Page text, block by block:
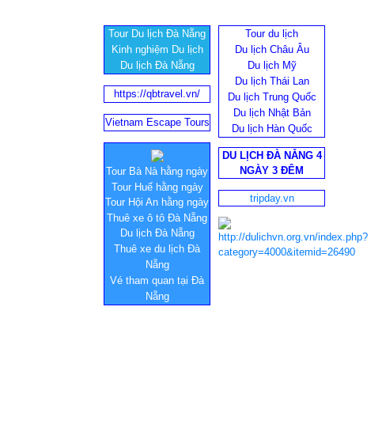
Tour Du lịch Đà Nẵng
Kinh nghiệm Du lịch
Du lịch Đà Nẵng
Tour du lịch
Du lịch Châu Âu
Du lịch Mỹ
Du lịch Thái Lan
Du lịch Trung Quốc
Du lịch Nhật Bản
Du lịch Hàn Quốc
https://qbtravel.vn/
Vietnam Escape Tours
Tour Bà Nà hằng ngày
Tour Huế hằng ngày
Tour Hội An hằng ngày
Thuê xe ô tô Đà Nẵng
Du lịch Đà Nẵng
Thuê xe du lịch Đà
Nẵng
Vé tham quan tại Đà
Nẵng
DU LỊCH ĐÀ NẴNG 4
NGÀY 3 ĐÊM
tripday.vn